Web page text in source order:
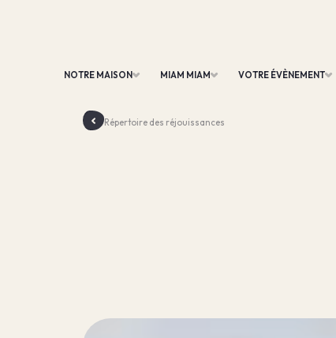
NOTRE MAISON MIAM MIAM VOTRE ÉVÈNEMENT
Répertoire des réjouissances